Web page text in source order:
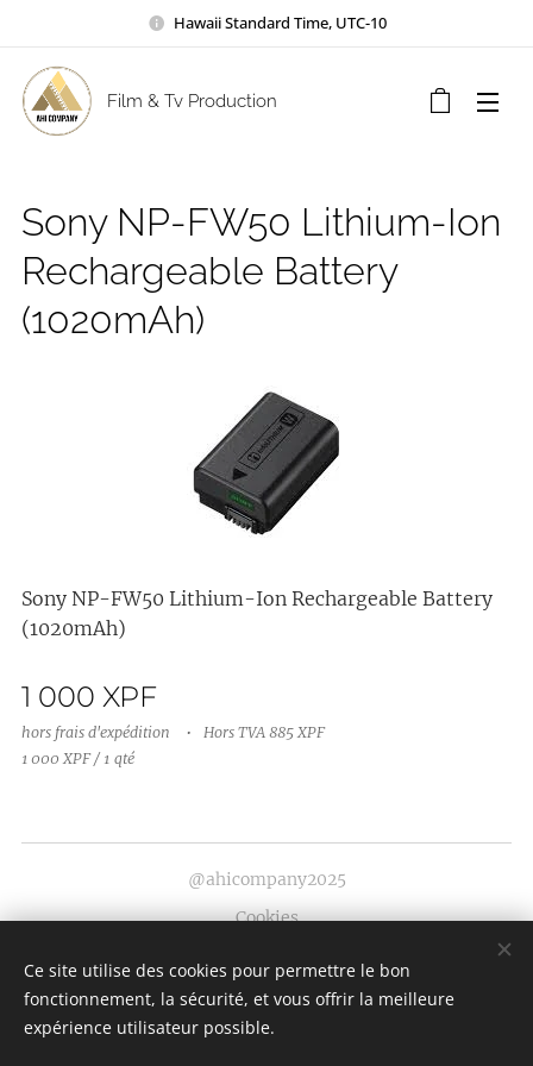
Hawaii Standard Time, UTC-10
Film & Tv Production
Sony NP-FW50 Lithium-Ion
Rechargeable Battery
(1020mAh)
Sony NP-FW50 Lithium-Ion Rechargeable Battery
(1020mAh)
1 000 XPF
hors frais d'expédition
Hors TVA 885 XPF
1 000 XPF / 1 qté
@ahicompany2025
Cookies
Langues
English
Français
Ce site utilise des cookies pour permettre le bon
fonctionnement, la sécurité, et vous offrir la meilleure
expérience utilisateur possible.